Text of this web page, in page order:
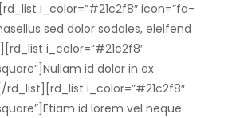
i_color=”#21c2f8″ icon=”fa-
sed dolor sodales, eleifend
i_color=”#21c2f8″
id dolor in ex
i_color=”#21c2f8″
id lorem vel neque